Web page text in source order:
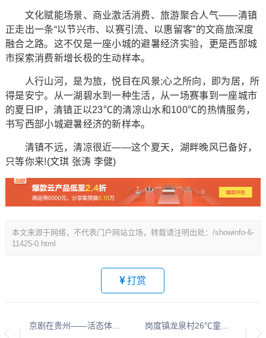
文化赋能场景、商业激活消费、旅游聚合人气——清镇
正走出一条“以节兴市、以赛引流、以惠留客”的文商旅深度
融合之路。这不仅是一座小城的避暑经济实验，更是西部城
市探索消费新增长极的生动样本。
人行山河，是为旅，悦目在风景;心之所向，即为居，所
得是安宁。从一湖碧水到一种生活，从一场赛事到一座城市
的夏日IP，清镇正以23℃的清凉山水和100℃的热情服务，
书写西部小城避暑经济的新样本。
清镇不远，清凉很近——这个夏天，湖畔晚风已备好，
只等你来!(文琪 张涛 李健)
本文来源于网络，不代表门户网站立场，转载请注明出处：/showinfo-6-
11425-0.html
打赏
京剧在贵州——活态体验展示馆筹备工作持续推进中 岗度镇龙泉村26℃童心“岗”湾端午节主题活动